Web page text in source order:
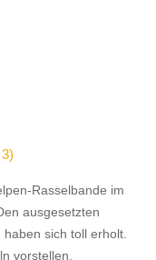
Rasselbande im
ausgesetzten
sich toll erholt.
vorstellen.